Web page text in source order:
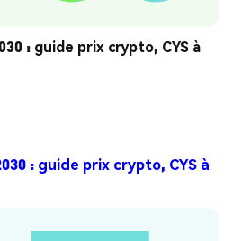
: guide prix crypto, CYS à
: guide prix crypto, CYS à